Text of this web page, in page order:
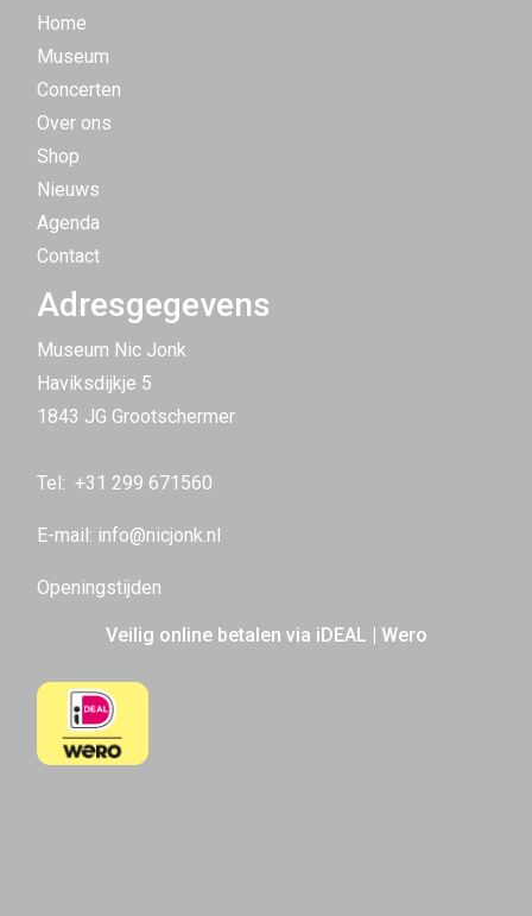
Home
Museum
Concerten
Over ons
Shop
Nieuws
Agenda
Contact
Adresgegevens
Museum Nic Jonk
Haviksdijkje 5
1843 JG Grootschermer
Tel:+31 299 671560
E-mail: info@nicjonk.nl
Openingstijden
Veilig online betalen via iDEAL | Wero